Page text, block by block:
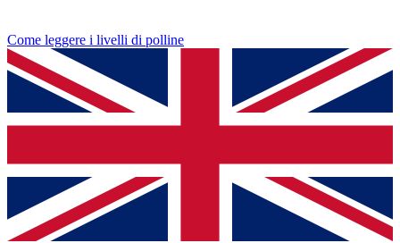
Come leggere i livelli di polline